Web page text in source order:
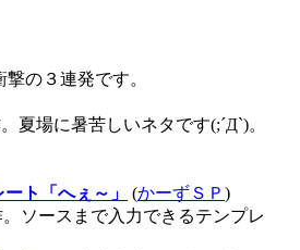
の３連発です。
夏場に暑苦しいネタです(;´Д`)。
ト「へぇ～」 (かーずＳＰ )
。ソースまで入力できるテンプレ